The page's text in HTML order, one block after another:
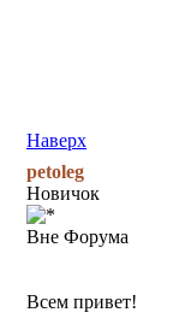
Наверх
petoleg
Новичок
Вне Форума
Всем привет!